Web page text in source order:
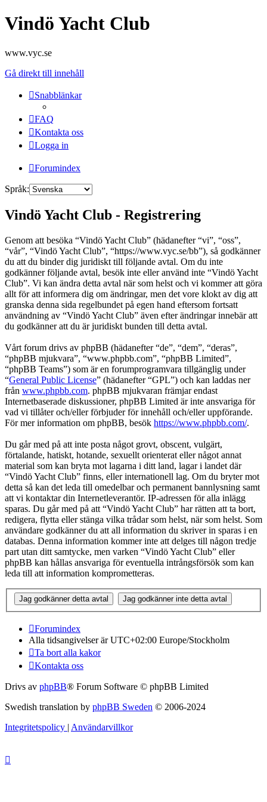
Vindö Yacht Club
www.vyc.se
Gå direkt till innehåll
Snabblänkar
FAQ
Kontakta oss
Logga in
Forumindex
Språk:
Vindö Yacht Club - Registrering
Genom att besöka “Vindö Yacht Club” (hädanefter “vi”, “oss”,
“vår”, “Vindö Yacht Club”, “https://www.vyc.se/bb”), så godkänner
du att du binder dig juridiskt till följande avtal. Om du inte
godkänner följande avtal, besök inte eller använd inte “Vindö Yacht
Club”. Vi kan ändra detta avtal när som helst och vi kommer att göra
allt för att informera dig om ändringar, men det vore klokt av dig att
granska denna sida regelbundet på egen hand eftersom fortsatt
användning av “Vindö Yacht Club” även efter ändringar innebär att
du godkänner att du är juridiskt bunden till detta avtal.
Vårt forum drivs av phpBB (hädanefter “de”, “dem”, “deras”,
“phpBB mjukvara”, “www.phpbb.com”, “phpBB Limited”,
“phpBB Teams”) som är en forumprogramvara tillgänglig under
“General Public License” (hädanefter “GPL”) och kan laddas ner
från www.phpbb.com. phpBB mjukvaran främjar endast
Internetbaserade diskussioner, phpBB Limited är inte ansvariga för
vad vi tillåter och/eller förbjuder för innehåll och/eller uppförande.
För mer information om phpBB, besök https://www.phpbb.com/.
Du går med på att inte posta något grovt, obscent, vulgärt,
förtalande, hatiskt, hotande, sexuellt orienterat eller något annat
material som kan bryta mot lagarna i ditt land, lagar i landet där
“Vindö Yacht Club” finns, eller internationell lag. Om du bryter mot
detta så kan det leda till omedelbar och permanent bannlysning samt
att vi kontaktar din Internetleverantör. IP-adressen för alla inlägg
sparas. Du går med på att “Vindö Yacht Club” har rätten att ta bort,
redigera, flytta eller stänga vilka trådar som helst, när som helst. Som
användare godkänner du att all information du skriver in sparas i en
databas. Denna information kommer inte att delges till någon tredje
part utan ditt samtycke, men varken “Vindö Yacht Club” eller
phpBB kan hållas ansvariga för eventuella intrångsförsök som kan
leda till att information komprometteras.
Forumindex
Alla tidsangivelser är UTC+02:00 Europe/Stockholm
Ta bort alla kakor
Kontakta oss
Drivs av phpBB® Forum Software © phpBB Limited
Swedish translation by phpBB Sweden © 2006-2024
Integritetspolicy | Användarvillkor